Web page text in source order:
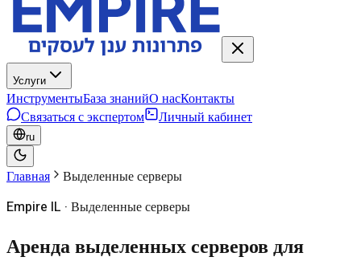
Услуги
ИнструментыБаза знанийО насКонтакты
Связаться с экспертом
Личный кабинет
ru
Главная Выделенные серверы
Empire IL · Выделенные серверы
Аренда выделенных серверов для